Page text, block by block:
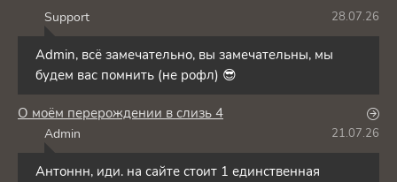
Support 28.07.26
Admin, всё замечательно, вы замечательны, мы
будем вас помнить (не рофл) 😎
О моём перерождении в слизь 4
Admin 21.07.26
Антоннн, иди. на сайте стоит 1 единственная